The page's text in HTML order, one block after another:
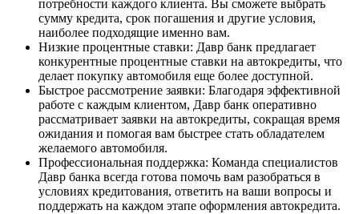
потребности каждого клиента. Вы сможете выбрать
сумму кредита, срок погашения и другие условия,
наиболее подходящие именно вам.
Низкие процентные ставки: Давр банк предлагает
конкурентные процентные ставки на автокредиты, что
делает покупку автомобиля еще более доступной.
Быстрое рассмотрение заявки: Благодаря эффективной
работе с каждым клиентом, Давр банк оперативно
рассматривает заявки на автокредиты, сокращая время
ожидания и помогая вам быстрее стать обладателем
желаемого автомобиля.
Профессиональная поддержка: Команда специалистов
Давр банка всегда готова помочь вам разобраться в
условиях кредитования, ответить на ваши вопросы и
поддержать на каждом этапе оформления автокредита.